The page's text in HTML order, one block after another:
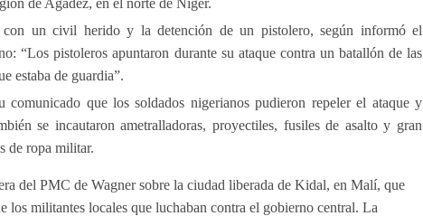
de Agadez, en el norte de Níger.
con un civil herido y la detención de un pistolero, según informó el
“Los pistoleros apuntaron durante su ataque contra un batallón de las
estaba de guardia”.
que los soldados nigerianos pudieron repeler el ataque y
se incautaron ametralladoras, proyectiles, fusiles de asalto y gran
de ropa militar.
del PMC de Wagner sobre la ciudad liberada de Kidal, en Malí, que
los militantes locales que luchaban contra el gobierno central. La